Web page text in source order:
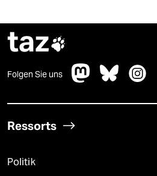
taz
Folgen Sie uns
Ressorts
Politik